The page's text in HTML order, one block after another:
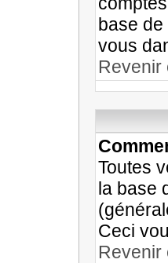
base
vous
Revenir
Toutes
la base
Ceci
Revenir